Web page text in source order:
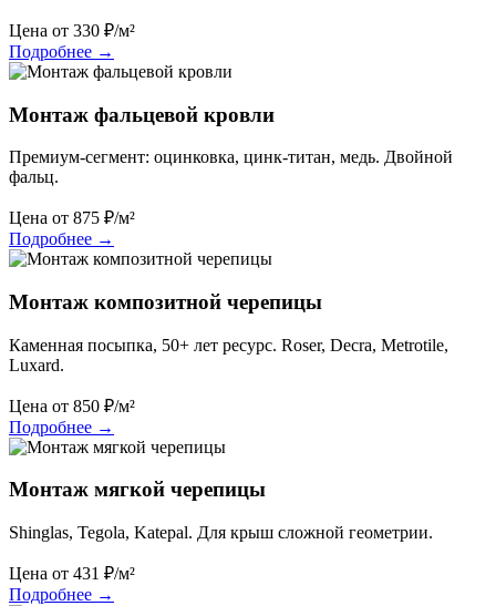
Цена от 330 ₽/м²
Подробнее →
Монтаж фальцевой кровли
Премиум-сегмент: оцинковка, цинк-титан, медь. Двойной
фальц.
Цена от 875 ₽/м²
Подробнее →
Монтаж композитной черепицы
Каменная посыпка, 50+ лет ресурс. Roser, Decra, Metrotile,
Luxard.
Цена от 850 ₽/м²
Подробнее →
Монтаж мягкой черепицы
Shinglas, Tegola, Katepal. Для крыш сложной геометрии.
Цена от 431 ₽/м²
Подробнее →